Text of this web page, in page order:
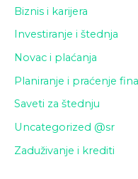
Biznis i karijera
Investiranje i štednja
Novac i plaćanja
Planiranje i praćenje
Saveti za štednju
Uncategorized @sr
Zaduživanje i krediti